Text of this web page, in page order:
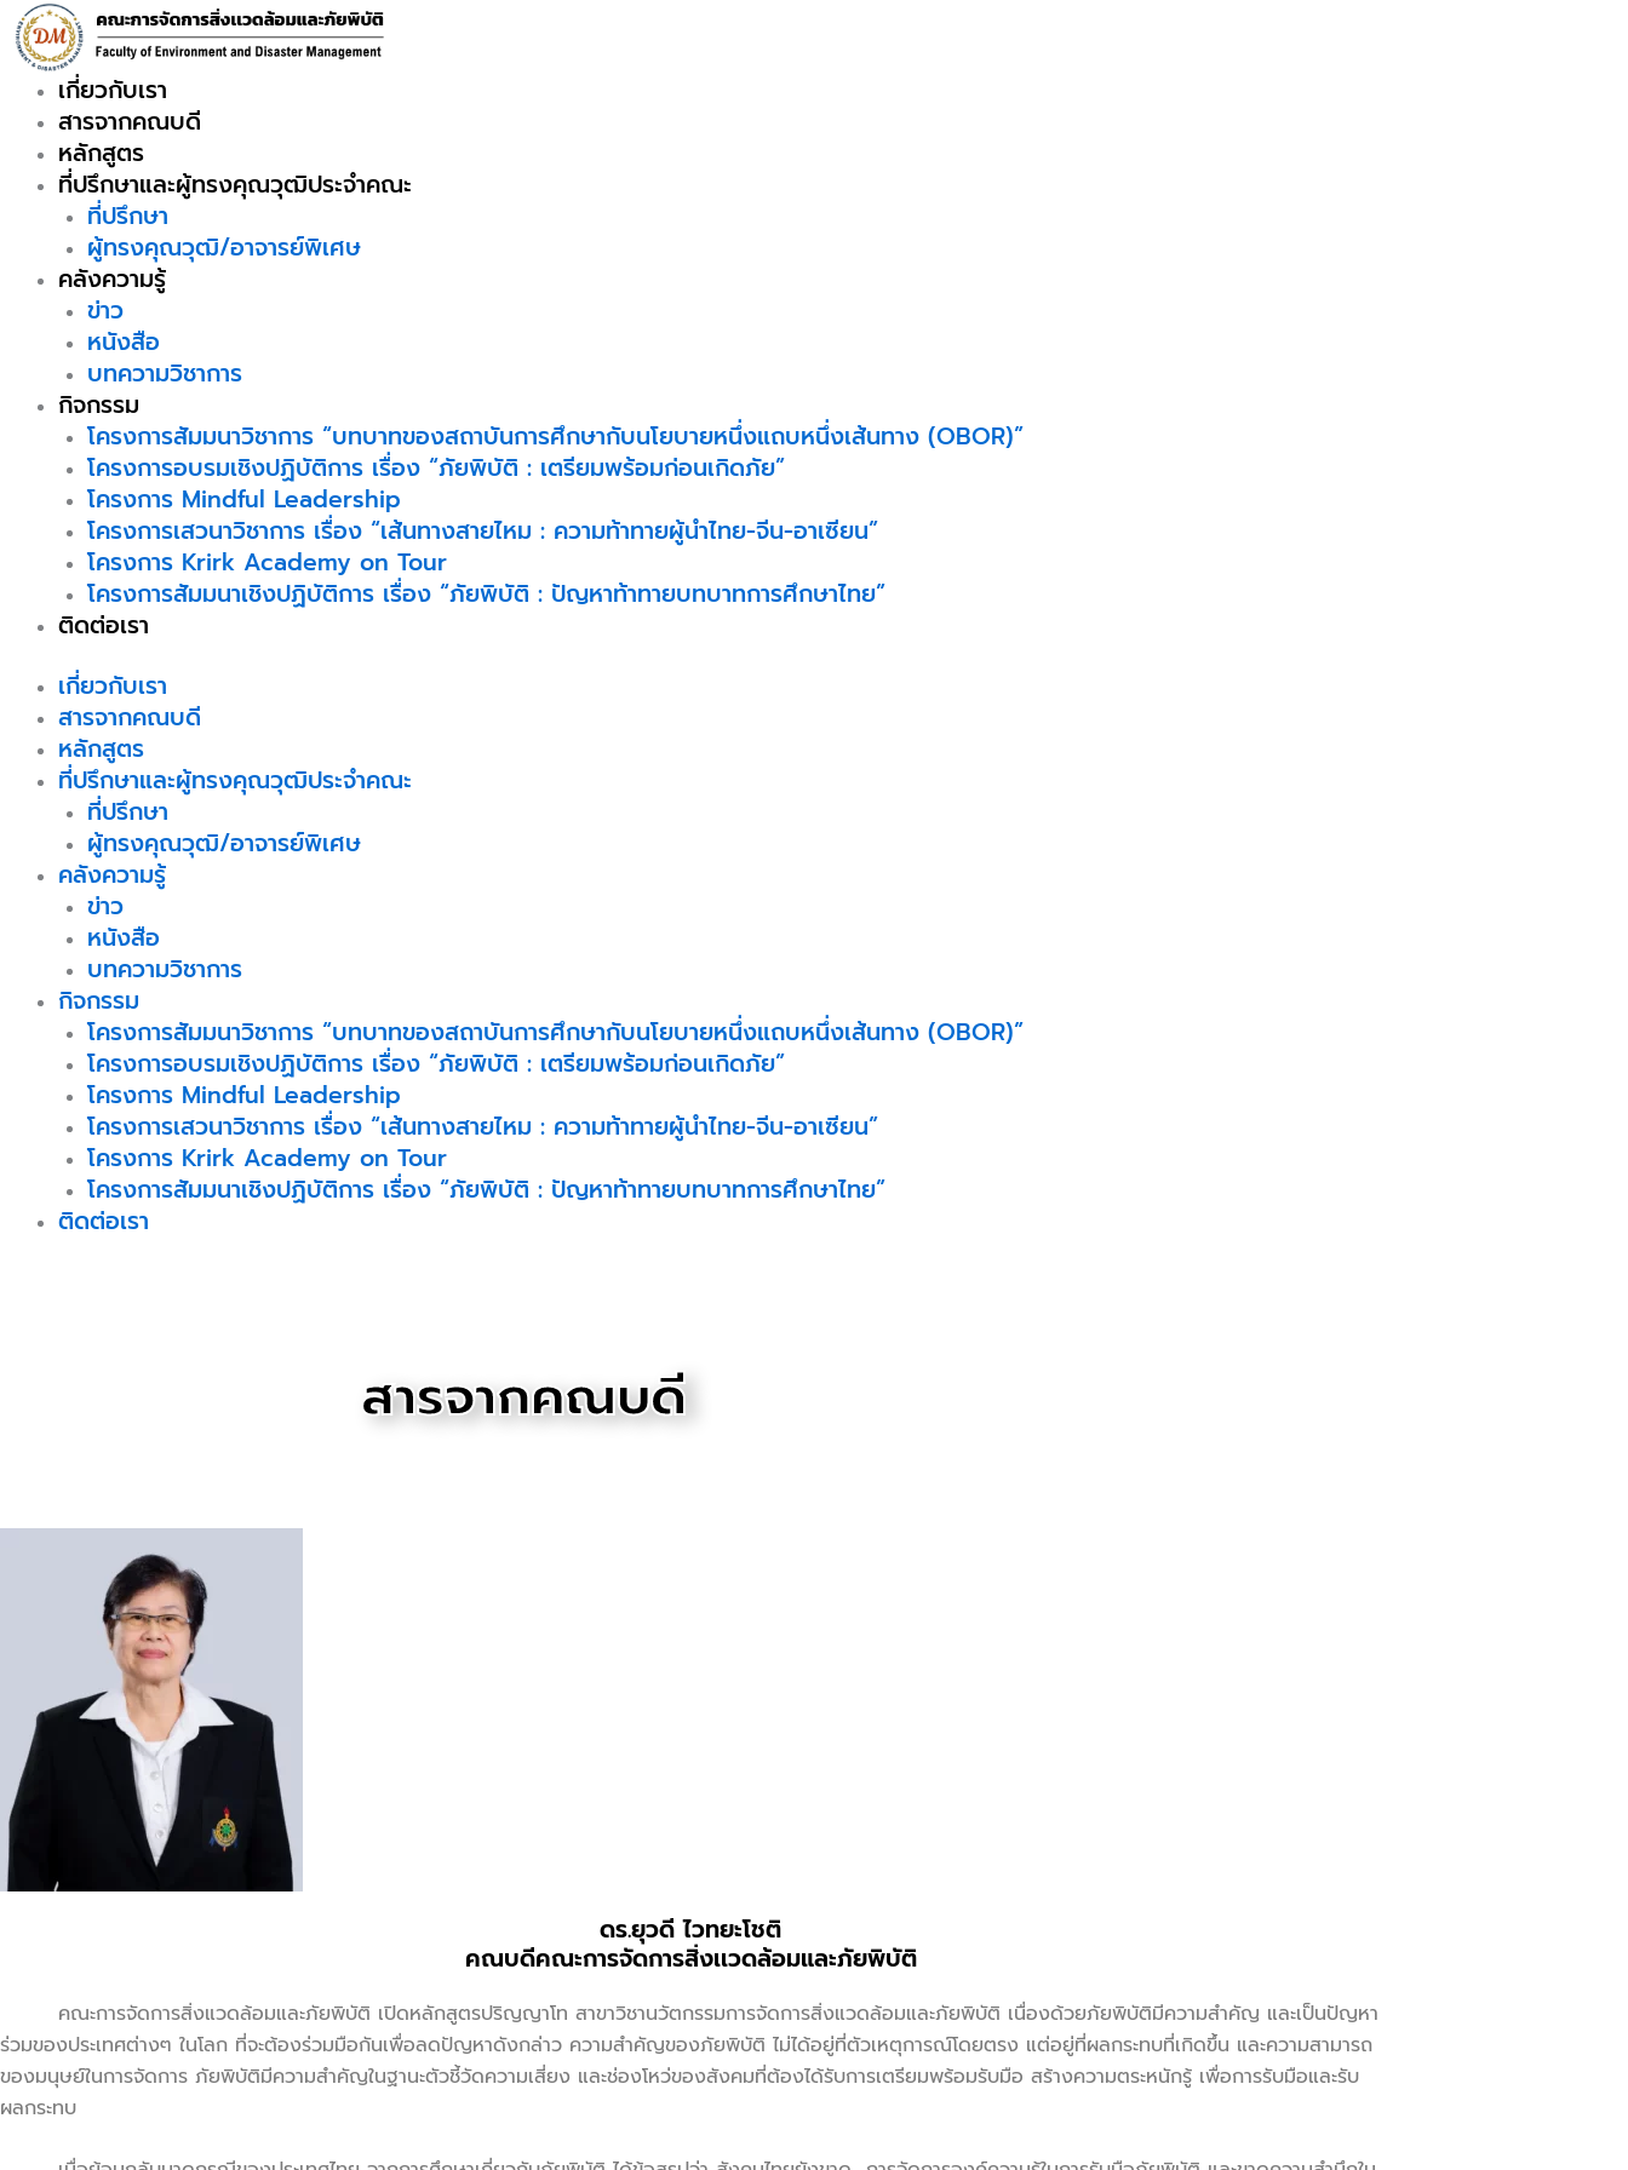
Skip
to
contentเกี่ยวกับเรา
สารจากคณบดี
หลักสูตร
ที่ปรึกษาและผู้ทรงคุณวุฒิประจำคณะ
ที่ปรึกษา
ผู้ทรงคุณวุฒิ/อาจารย์พิเศษ
คลังความรู้
ข่าว
หนังสือ
บทความวิชาการ
กิจกรรม
โครงการสัมมนาวิชาการ “บทบาทของสถาบันการศึกษากับนโยบายหนึ่งแถบหนึ่งเส้นทาง (OBOR)”
โครงการอบรมเชิงปฏิบัติการ เรื่อง “ภัยพิบัติ : เตรียมพร้อมก่อนเกิดภัย”
โครงการ Mindful Leadership
โครงการเสวนาวิชาการ เรื่อง “เส้นทางสายไหม : ความท้าทายผู้นำไทย-จีน-อาเซียน”
โครงการ Krirk Academy on Tour
โครงการสัมมนาเชิงปฏิบัติการ เรื่อง “ภัยพิบัติ : ปัญหาท้าทายบทบาทการศึกษาไทย”
ติดต่อเรา
เกี่ยวกับเรา
สารจากคณบดี
หลักสูตร
ที่ปรึกษาและผู้ทรงคุณวุฒิประจำคณะ
ที่ปรึกษา
ผู้ทรงคุณวุฒิ/อาจารย์พิเศษ
คลังความรู้
ข่าว
หนังสือ
บทความวิชาการ
กิจกรรม
โครงการสัมมนาวิชาการ “บทบาทของสถาบันการศึกษากับนโยบายหนึ่งแถบหนึ่งเส้นทาง (OBOR)”
โครงการอบรมเชิงปฏิบัติการ เรื่อง “ภัยพิบัติ : เตรียมพร้อมก่อนเกิดภัย”
โครงการ Mindful Leadership
โครงการเสวนาวิชาการ เรื่อง “เส้นทางสายไหม : ความท้าทายผู้นำไทย-จีน-อาเซียน”
โครงการ Krirk Academy on Tour
โครงการสัมมนาเชิงปฏิบัติการ เรื่อง “ภัยพิบัติ : ปัญหาท้าทายบทบาทการศึกษาไทย”
ติดต่อเรา
สารจากคณบดี
ดร.ยุวดี ไวทยะโชติ
คณบดีคณะการจัดการสิ่งเเวดล้อมและภัยพิบัติ
คณะการจัดการสิ่งแวดล้อมและภัยพิบัติ เปิดหลักสูตรปริญญาโท สาขาวิชานวัตกรรมการจัดการสิ่งแวดล้อมและภัยพิบัติ เนื่องด้วยภัยพิบัติมีความสำคัญ และเป็นปัญหา
ร่วมของประเทศต่างๆ ในโลก ที่จะต้องร่วมมือกันเพื่อลดปัญหาดังกล่าว ความสำคัญของภัยพิบัติ ไม่ได้อยู่ที่ตัวเหตุการณ์โดยตรง แต่อยู่ที่ผลกระทบที่เกิดขึ้น และความสามารถ
ของมนุษย์ในการจัดการ ภัยพิบัติมีความสำคัญในฐานะตัวชี้วัดความเสี่ยง และช่องโหว่ของสังคมที่ต้องได้รับการเตรียมพร้อมรับมือ สร้างความตระหนักรู้ เพื่อการรับมือและรับ
ผลกระทบ